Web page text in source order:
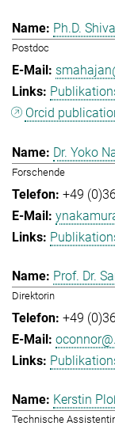
Ph.D.
Postdoc
Orcid
Dr. Yoko
Forschende
+49
Prof. Dr.
Direktorin
+49
Kerstin
Technische